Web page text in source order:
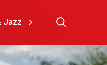
Jazz